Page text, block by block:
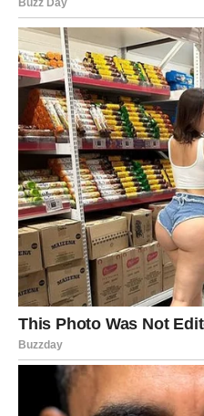
Ne mijenjajte se da biste se
RIBE
NAJDUBLJA ISTINA
Ribe su znak koji najčešće
osmijeha. Dajete mnogo
ali rijetko tražite isto
Istina je da ste se umorili od
onako kako vi vidite druge.
budete jaki kada biste
zagrli i kaže da će sve biti u
Zvijezde pokazuju da
nećete morati dokazivati